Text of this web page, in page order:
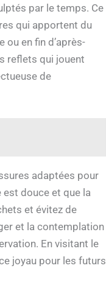
par le temps. Ce
qui apportent du
ou en fin d’après-
reflets qui jouent
de
adaptées pour
est douce et que la
et évitez de
et la contemplation
En visitant le
joyau pour les futurs